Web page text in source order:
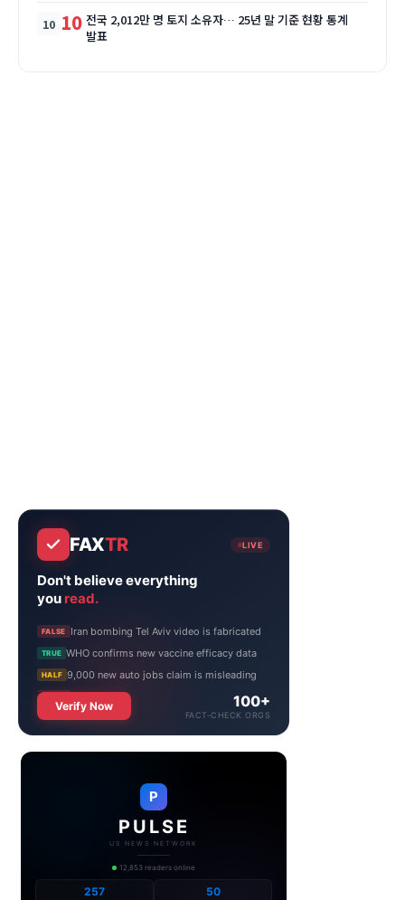
10 전국 2,012만 명 토지 소유자… 25년 말 기준 현황 통계
발표